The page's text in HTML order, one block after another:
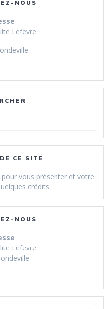
NOUS
Lefevre
:
CE SITE
pour vous présenter et votre
crédits.
NOUS
Lefevre